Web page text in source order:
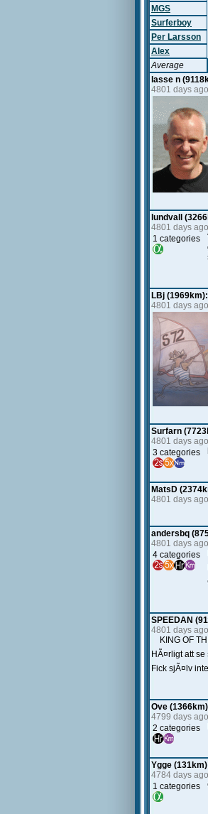
MGS
Surferboy
Per Larsson
Alex
Average
lasse n
4801 days ago
lundvall
4801 days ago
1 categories
LBj (1969km):
4801 days ago
Surfarn
4801 days ago
3 categories
MatsD
4801 days ago
andersbq
4801 days ago
4 categories
SPEEDAN
4801 days ago
KING OF
HÃ¤rligt att
Fick sjÃ¤lv
Ove
4799 days ago
2 categories
Ygge
4784 days ago
1 categories